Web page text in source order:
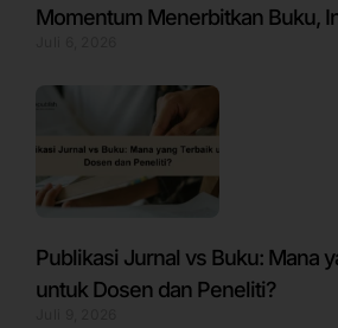
Momentum Menerbitkan Buku,
Publikasi Jurnal vs Buku: Mana
untuk Dosen dan Peneliti?